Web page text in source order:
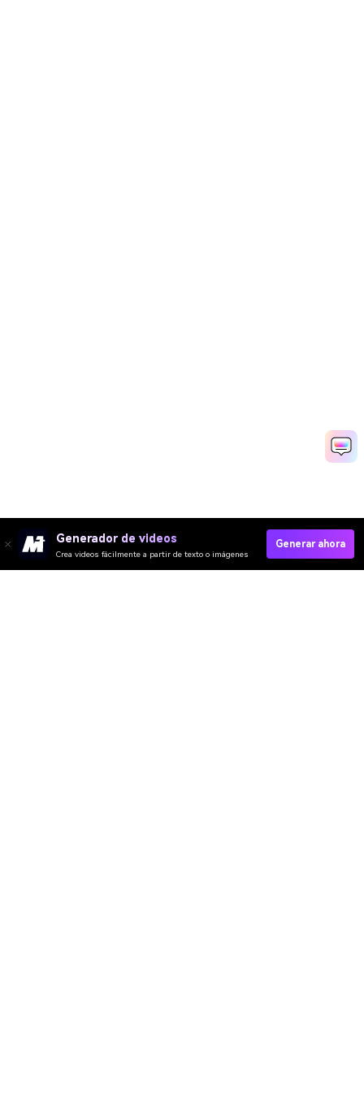
Generador de videos
Crea videos fácilmente a partir de texto o imágenes
Generar ahora